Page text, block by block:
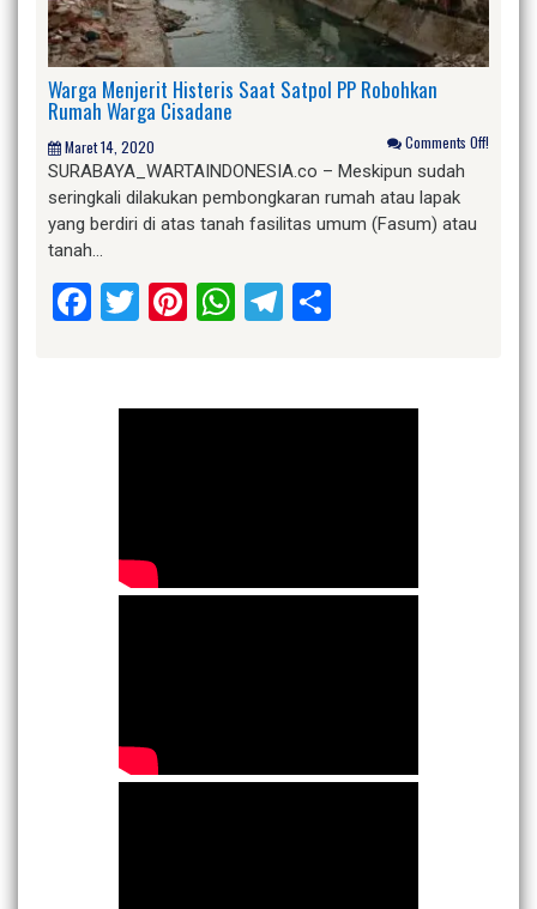
Warga Menjerit Histeris Saat Satpol PP Robohkan
Rumah Warga Cisadane
Maret 14, 2020 Comments Off!
SURABAYA_WARTAINDONESIA.co – Meskipun sudah
seringkali dilakukan pembongkaran rumah atau lapak
yang berdiri di atas tanah fasilitas umum (Fasum) atau
tanah…
Facebook
Twitter
Pinterest
WhatsApp
Telegram